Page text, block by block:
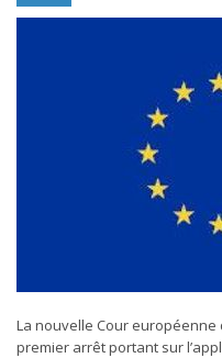
La nouvelle Cour européenne
premier arrêt portant sur